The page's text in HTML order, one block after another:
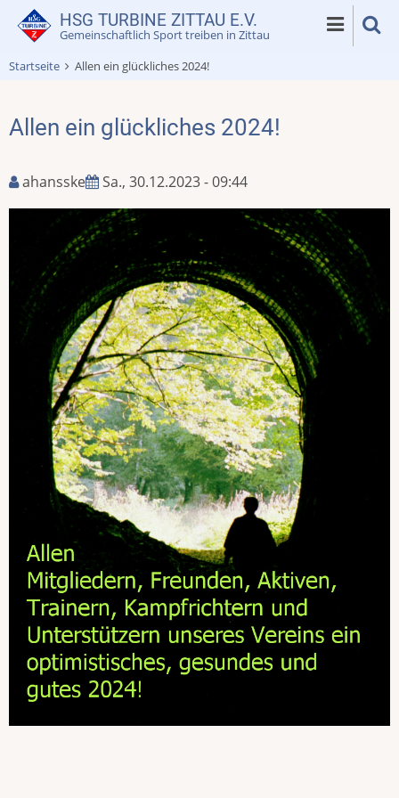
Direkt
zum
HSG TURBINE ZITTAU E.V.
Gemeinschaftlich Sport treiben in Zittau
Startseite
Allen ein glückliches 2024!
Allen ein glückliches 2024!
ahansske Sa., 30.12.2023 - 09:44